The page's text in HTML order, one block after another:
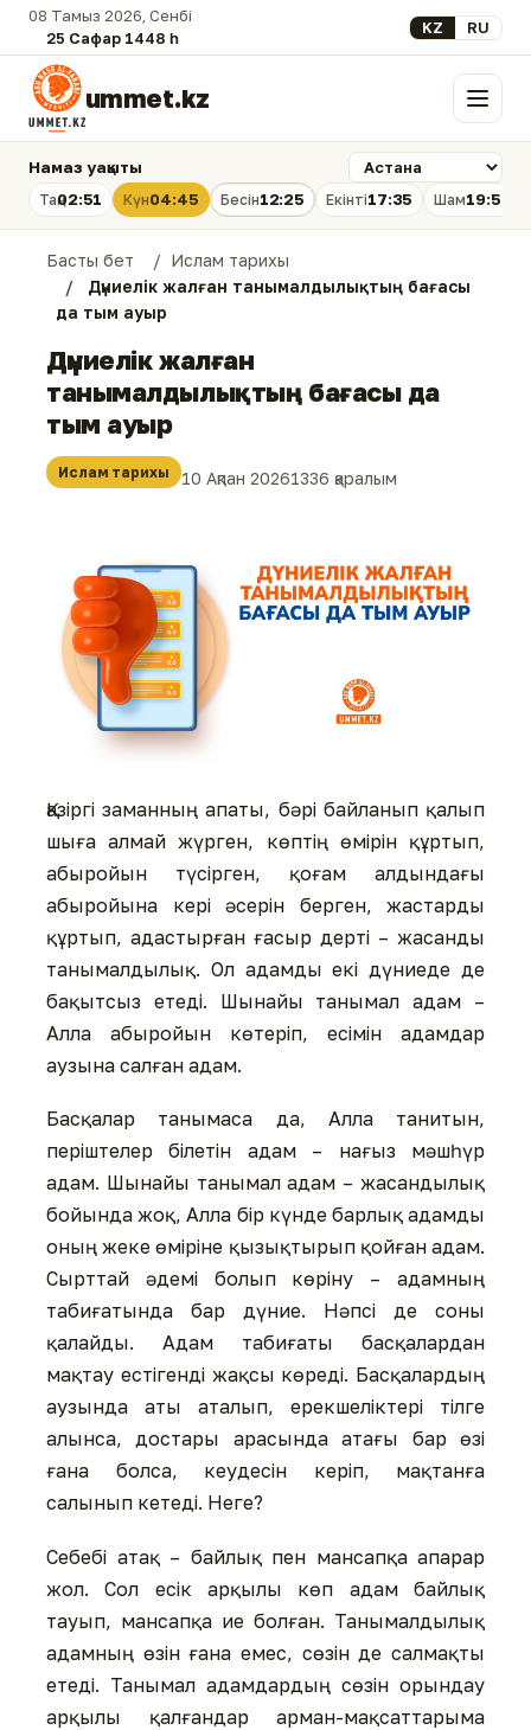
08 Тамыз 2026, Сенбі
25 Сафар 1448 һ.
Select your
KZ RU
ummet.kz Мәзір
Намаз уақыты
Таң02:51 Күн04:45 Бесін12:25 Екінті17:35 Шам19:54
Басты бет
Ислам тарихы
Дүниелік жалған танымалдылықтың бағасы
да тым ауыр
Дүниелік жалған
танымалдылықтың бағасы да
тым ауыр
Ислам тарихы 10 Ақпан 20261336 қаралым
Қазіргі заманның апаты, бәрі байланып қалып
шыға алмай жүрген, көптің өмірін құртып,
абыройын түсірген, қоғам алдындағы
абыройына кері әсерін берген, жастарды
құртып, адастырған ғасыр дерті – жасанды
танымалдылық. Ол адамды екі дүниеде де
бақытсыз етеді. Шынайы танымал адам –
Алла абыройын көтеріп, есімін адамдар
аузына салған адам.
Басқалар танымаса да, Алла танитын,
періштелер білетін адам – нағыз мәшһүр
адам. Шынайы танымал адам – жасандылық
бойында жоқ, Алла бір күнде барлық адамды
оның жеке өміріне қызықтырып қойған адам.
Сырттай әдемі болып көріну – адамның
табиғатында бар дүние. Нәпсі де соны
қалайды. Адам табиғаты басқалардан
мақтау естігенді жақсы көреді. Басқалардың
аузында аты аталып, ерекшеліктері тілге
алынса, достары арасында атағы бар өзі
ғана болса, кеудесін керіп, мақтанға
салынып кетеді. Неге?
Себебі атақ – байлық пен мансапқа апарар
жол. Сол есік арқылы көп адам байлық
тауып, мансапқа ие болған. Танымалдылық
адамның өзін ғана емес, сөзін де салмақты
етеді. Танымал адамдардың сөзін орындау
арқылы қалғандар арман-мақсаттарыма